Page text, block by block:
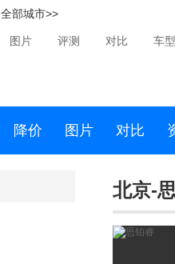
全部城市>>
图片 评测 对比 车型
降价 图片 对比
北京-